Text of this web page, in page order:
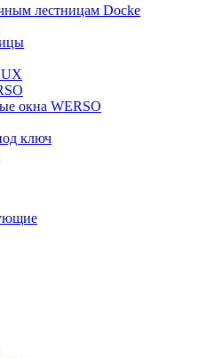
лестницам Docke
окна WERSO
ключ